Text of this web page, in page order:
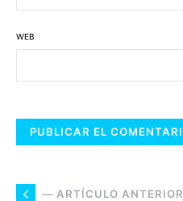
WEB
— ARTÍCULO ANTERIOR